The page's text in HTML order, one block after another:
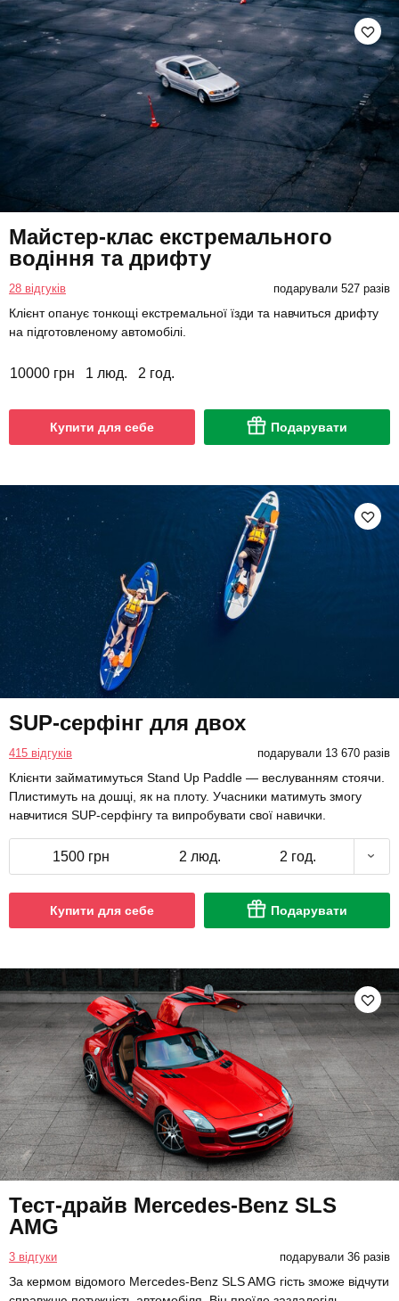
Майстер-клас екстремального
водіння та дрифту
28 відгуків подарували 527 разів
Клієнт опанує тонкощі екстремальної їзди та навчиться дрифту
на підготовленому автомобілі.
10000 грн 1 люд. 2 год.
Купити для себе Подарувати
SUP-серфінг для двох
415 відгуків подарували 13 670 разів
Клієнти займатимуться Stand Up Paddle — веслуванням стоячи.
Плистимуть на дошці, як на плоту. Учасники матимуть змогу
навчитися SUP-серфінгу та випробувати свої навички.
1500 грн 2 люд. 2 год.
Купити для себе Подарувати
Тест-драйв Mercedes-Benz SLS
AMG
3 відгуки подарували 36 разів
За кермом відомого Mercedes-Benz SLS AMG гість зможе відчути